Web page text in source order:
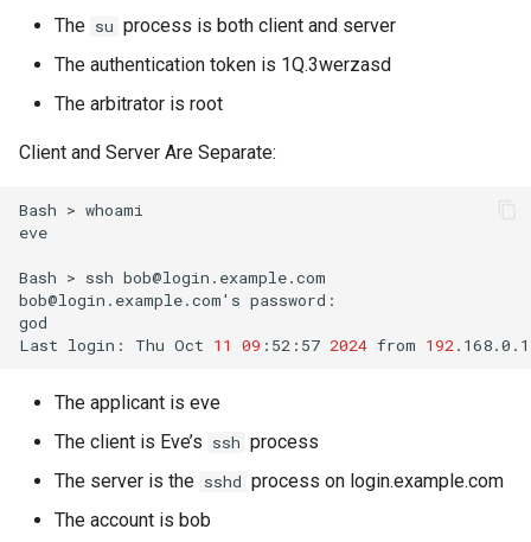
The su process is both client and server
The authentication token is 1Q.3werzasd
The arbitrator is root
Client and Server Are Separate:
Bash > whoami
eve
Bash > ssh bob@login.example.com
bob@login.example.com' s password:
god
Last login: Thu Oct 11 09 :52:57 2024 from 192
The applicant is eve
The client is Eve’s ssh process
The server is the sshd process on login.example.com
The account is bob